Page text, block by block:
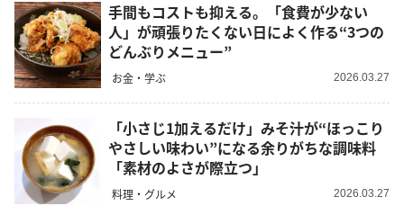
手間もコストも抑える。「食費が少ない
人」が頑張りたくない日によく作る“3つの
どんぶりメニュー”
お金・学ぶ 2026.03.27
「小さじ1加えるだけ」みそ汁が“ほっこり
やさしい味わい”になる余りがちな調味料
「素材のよさが際立つ」
料理・グルメ 2026.03.27